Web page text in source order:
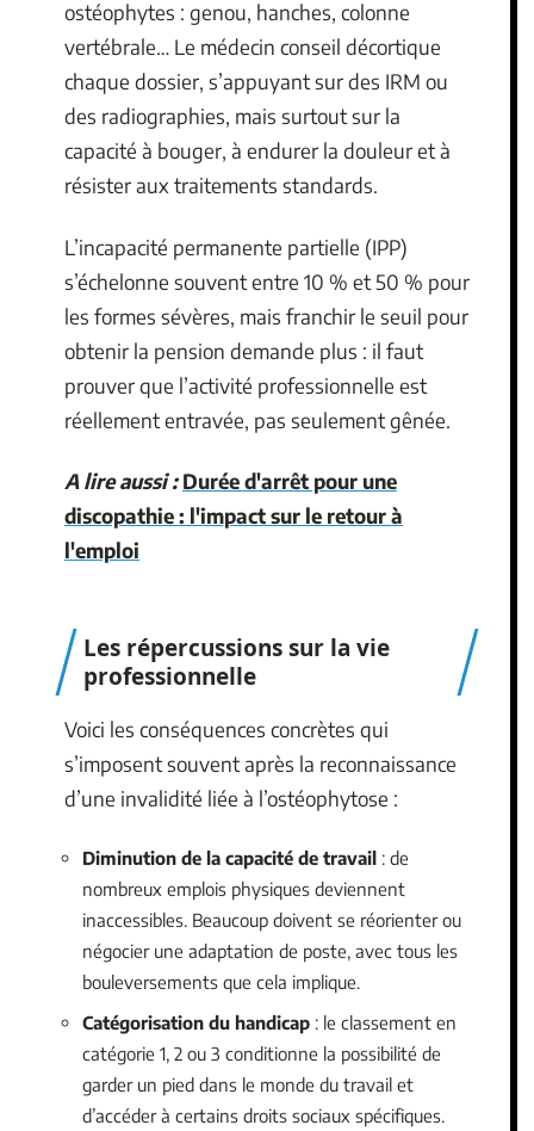
ostéophytes : genou, hanches, colonne
vertébrale… Le médecin conseil décortique
chaque dossier, s’appuyant sur des IRM ou
des radiographies, mais surtout sur la
capacité à bouger, à endurer la douleur et à
résister aux traitements standards.
L’incapacité permanente partielle (IPP)
s’échelonne souvent entre 10 % et 50 % pour
les formes sévères, mais franchir le seuil pour
obtenir la pension demande plus : il faut
prouver que l’activité professionnelle est
réellement entravée, pas seulement gênée.
A lire aussi : Durée d'arrêt pour une
discopathie : l'impact sur le retour à
l'emploi
Les répercussions sur la vie
professionnelle
Voici les conséquences concrètes qui
s’imposent souvent après la reconnaissance
d’une invalidité liée à l’ostéophytose :
Diminution de la capacité de travail : de
nombreux emplois physiques deviennent
inaccessibles. Beaucoup doivent se réorienter ou
négocier une adaptation de poste, avec tous les
bouleversements que cela implique.
Catégorisation du handicap : le classement en
catégorie 1, 2 ou 3 conditionne la possibilité de
garder un pied dans le monde du travail et
d’accéder à certains droits sociaux spécifiques.